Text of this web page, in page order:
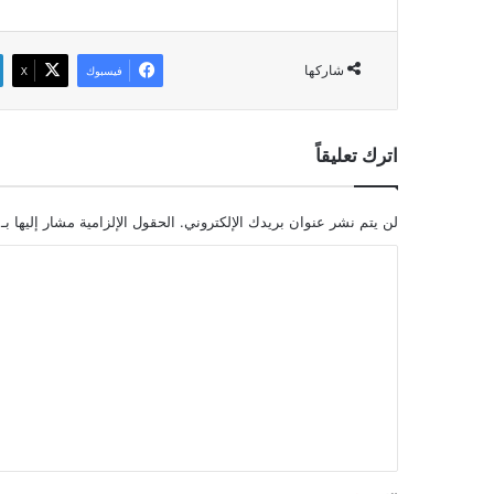
شاركها فيسبوك ‫X
اترك تعليقاً
لن يتم نشر عنوان بريدك الإلكتروني. الحقول الإلزامية مشار إليها بـ